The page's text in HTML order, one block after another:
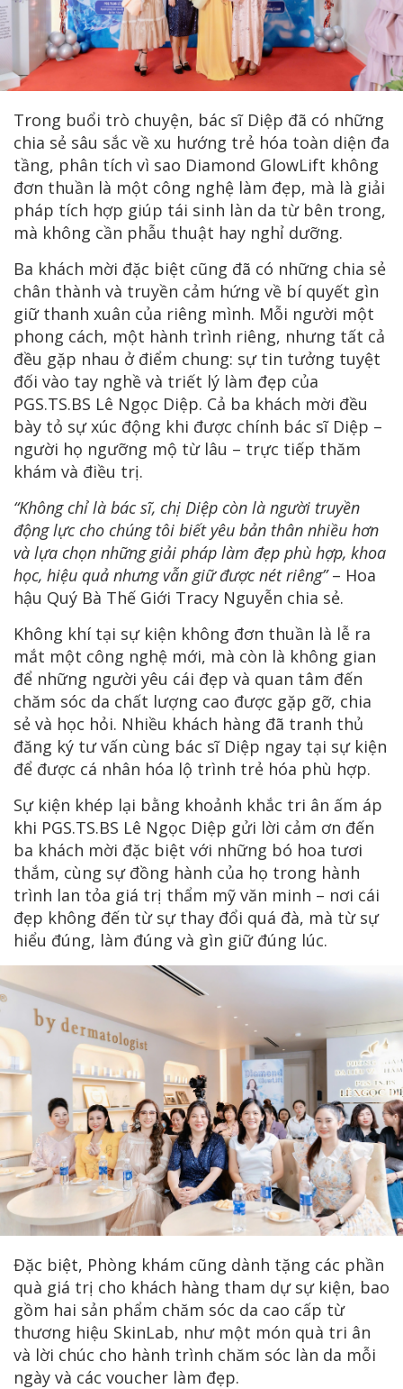
Trong buổi trò chuyện, bác sĩ Diệp đã có những
chia sẻ sâu sắc về xu hướng trẻ hóa toàn diện đa
tầng, phân tích vì sao Diamond GlowLift không
đơn thuần là một công nghệ làm đẹp, mà là giải
pháp tích hợp giúp tái sinh làn da từ bên trong,
mà không cần phẫu thuật hay nghỉ dưỡng.
Ba khách mời đặc biệt cũng đã có những chia sẻ
chân thành và truyền cảm hứng về bí quyết gìn
giữ thanh xuân của riêng mình. Mỗi người một
phong cách, một hành trình riêng, nhưng tất cả
đều gặp nhau ở điểm chung: sự tin tưởng tuyệt
đối vào tay nghề và triết lý làm đẹp của
PGS.TS.BS Lê Ngọc Diệp. Cả ba khách mời đều
bày tỏ sự xúc động khi được chính bác sĩ Diệp –
người họ ngưỡng mộ từ lâu – trực tiếp thăm
khám và điều trị.
“Không chỉ là bác sĩ, chị Diệp còn là người truyền
động lực cho chúng tôi biết yêu bản thân nhiều hơn
và lựa chọn những giải pháp làm đẹp phù hợp, khoa
học, hiệu quả nhưng vẫn giữ được nét riêng”– Hoa
hậu Quý Bà Thế Giới Tracy Nguyễn chia sẻ.
Không khí tại sự kiện không đơn thuần là lễ ra
mắt một công nghệ mới, mà còn là không gian
để những người yêu cái đẹp và quan tâm đến
chăm sóc da chất lượng cao được gặp gỡ, chia
sẻ và học hỏi. Nhiều khách hàng đã tranh thủ
đăng ký tư vấn cùng bác sĩ Diệp ngay tại sự kiện
để được cá nhân hóa lộ trình trẻ hóa phù hợp.
Sự kiện khép lại bằng khoảnh khắc tri ân ấm áp
khi PGS.TS.BS Lê Ngọc Diệp gửi lời cảm ơn đến
ba khách mời đặc biệt với những bó hoa tươi
thắm, cùng sự đồng hành của họ trong hành
trình lan tỏa giá trị thẩm mỹ văn minh – nơi cái
đẹp không đến từ sự thay đổi quá đà, mà từ sự
hiểu đúng, làm đúng và gìn giữ đúng lúc.
Đặc biệt, Phòng khám cũng dành tặng các phần
quà giá trị cho khách hàng tham dự sự kiện, bao
gồm hai sản phẩm chăm sóc da cao cấp từ
thương hiệu SkinLab, như một món quà tri ân
và lời chúc cho hành trình chăm sóc làn da mỗi
ngày và các voucher làm đẹp.